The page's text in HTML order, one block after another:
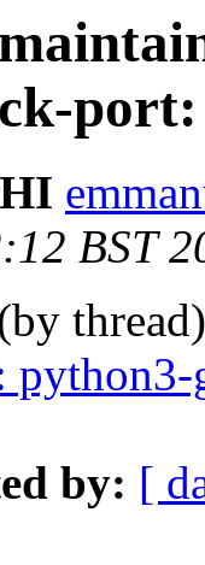
port:
BST
by: [